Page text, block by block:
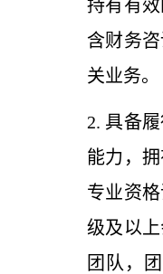
持有有
含财务
关业务。
2. 具备
能力，
专业资
级及以
团队，